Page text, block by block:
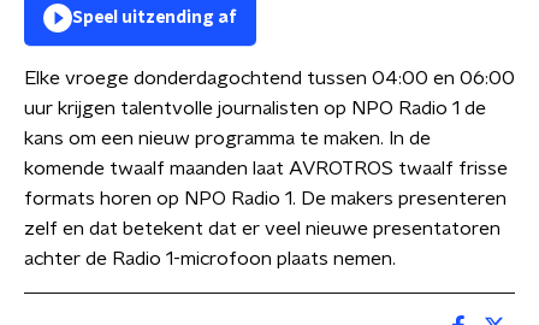
Speel uitzending af
Elke vroege donderdagochtend tussen 04:00 en 06:00
uur krijgen talentvolle journalisten op NPO Radio 1 de
kans om een nieuw programma te maken. In de
komende twaalf maanden laat AVROTROS twaalf frisse
formats horen op NPO Radio 1. De makers presenteren
zelf en dat betekent dat er veel nieuwe presentatoren
achter de Radio 1-microfoon plaats nemen.